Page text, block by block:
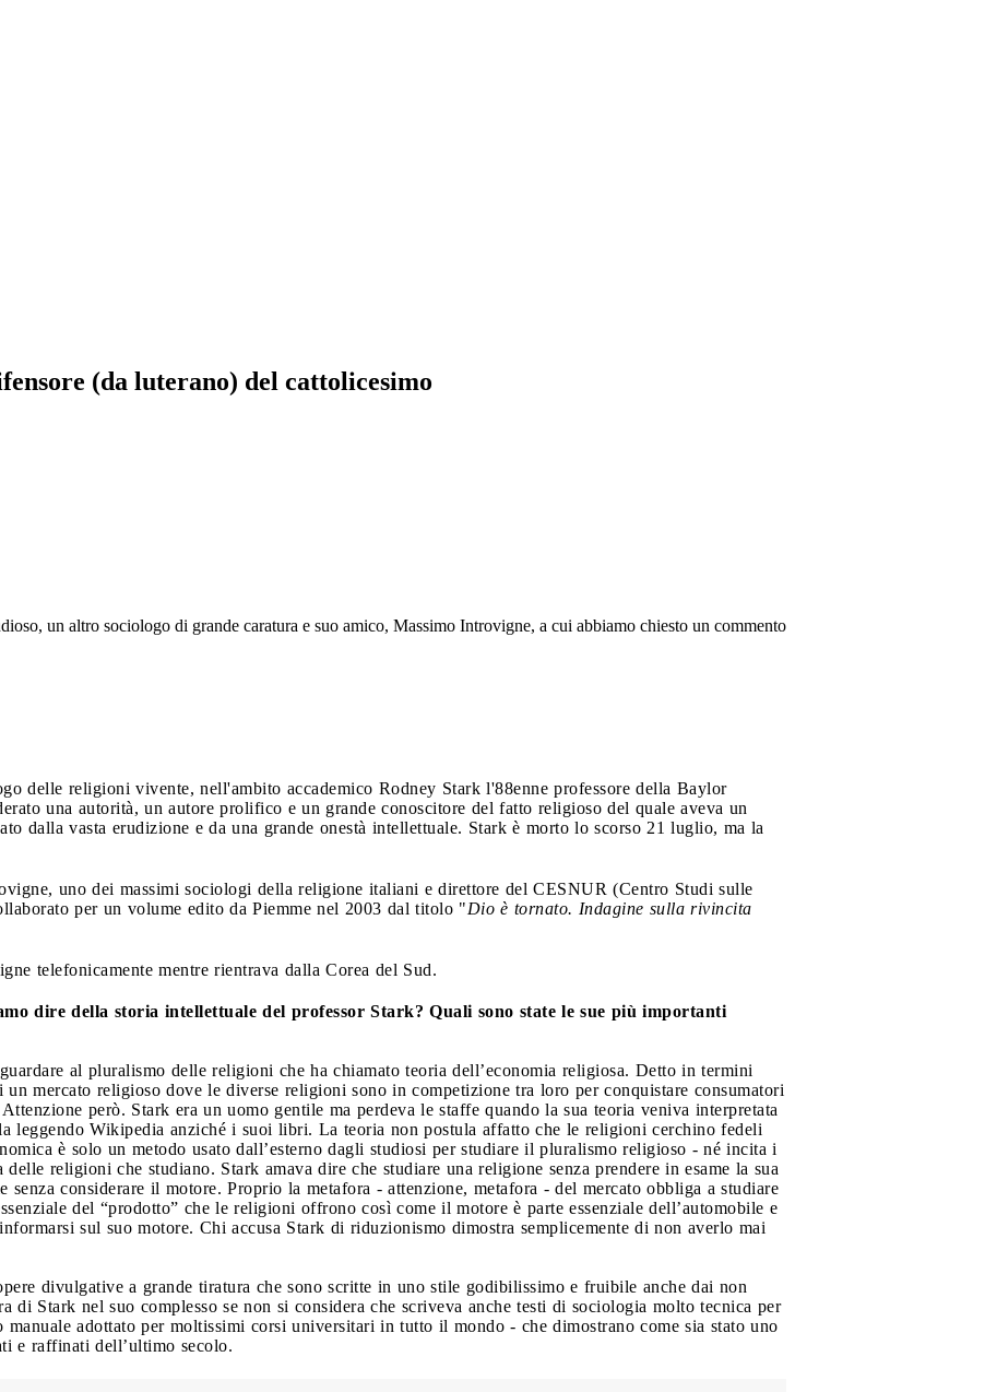
(da luterano) del cattolicesimo
un altro sociologo di grande caratura e suo amico, Massimo Introvigne, a cui abbiamo chiesto un commento
delle religioni vivente, nell'ambito accademico Rodney Stark l'88enne professore della Baylor
una autorità, un autore prolifico e un grande conoscitore del fatto religioso del quale aveva un
dalla vasta erudizione e da una grande onestà intellettuale. Stark è morto lo scorso 21 luglio, ma la
uno dei massimi sociologi della religione italiani e direttore del CESNUR (Centro Studi sulle
per un volume edito da Piemme nel 2003 dal titolo "Dio è tornato. Indagine sulla rivincita
telefonicamente mentre rientrava dalla Corea del Sud.
dire della storia intellettuale del professor Stark? Quali sono state le sue più importanti
al pluralismo delle religioni che ha chiamato teoria dell’economia religiosa. Detto in termini
un mercato religioso dove le diverse religioni sono in competizione tra loro per conquistare consumatori
però. Stark era un uomo gentile ma perdeva le staffe quando la sua teoria veniva interpretata
leggendo Wikipedia anziché i suoi libri. La teoria non postula affatto che le religioni cerchino fedeli
è solo un metodo usato dall’esterno dagli studiosi per studiare il pluralismo religioso - né incita i
religioni che studiano. Stark amava dire che studiare una religione senza prendere in esame la sua
senza considerare il motore. Proprio la metafora - attenzione, metafora - del mercato obbliga a studiare
del “prodotto” che le religioni offrono così come il motore è parte essenziale dell’automobile e
sul suo motore. Chi accusa Stark di riduzionismo dimostra semplicemente di non averlo mai
divulgative a grande tiratura che sono scritte in uno stile godibilissimo e fruibile anche dai non
di Stark nel suo complesso se non si considera che scriveva anche testi di sociologia molto tecnica per
adottato per moltissimi corsi universitari in tutto il mondo - che dimostrano come sia stato uno
e raffinati dell’ultimo secolo.